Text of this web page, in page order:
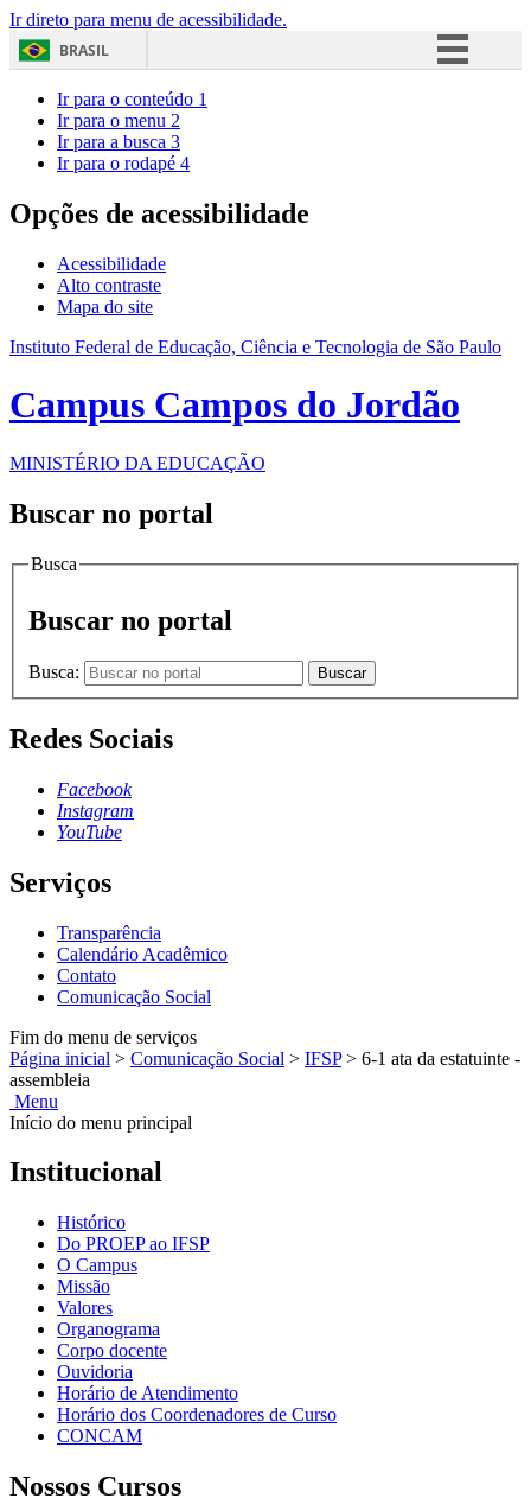
Ir direto para menu de acessibilidade.
BRASIL
Acesso à informação
Ir para o conteúdo 1
Ir para o menu 2
Ir para a busca 3
Ir para o rodapé 4
Opções de acessibilidade
Acessibilidade
Alto contraste
Mapa do site
Instituto Federal de Educação, Ciência e Tecnologia de São Paulo
Campus Campos do Jordão
MINISTÉRIO DA EDUCAÇÃO
Buscar no portal
Busca
Buscar no portal
Busca: Buscar
Redes Sociais
Facebook
Instagram
YouTube
Serviços
Transparência
Calendário Acadêmico
Contato
Comunicação Social
Fim do menu de serviços
Página inicial > Comunicação Social > IFSP > 6-1 ata da estatuinte -
assembleia
Menu
Início do menu principal
Institucional
Histórico
Do PROEP ao IFSP
O Campus
Missão
Valores
Organograma
Corpo docente
Ouvidoria
Horário de Atendimento
Horário dos Coordenadores de Curso
CONCAM
Nossos Cursos